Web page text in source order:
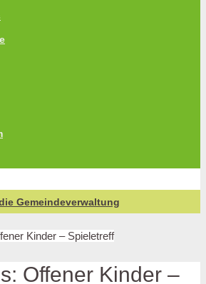
Gemeindeverwaltung
Kinder – Spieletreff
Offener Kinder –